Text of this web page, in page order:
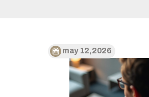
may 12, 2026